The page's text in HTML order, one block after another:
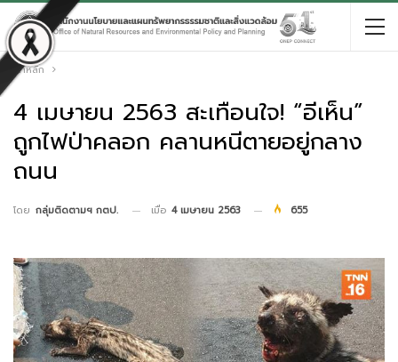
หน้าหลัก
4 เมษายน 2563 สะเทือนใจ! “อีเห็น”
ถูกไฟป่าคลอก คลานหนีตายอยู่กลาง
ถนน
โดย กลุ่มติดตามฯ กตป. เมื่อ 4 เมษายน 2563 655